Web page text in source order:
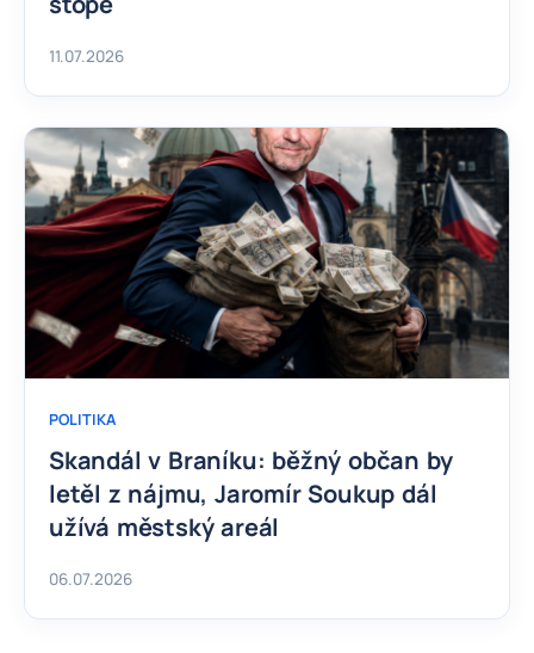
11.07.2026
POLITIKA
Skandál v Braníku: běžný občan by
letěl z nájmu, Jaromír Soukup dál
užívá městský areál
06.07.2026